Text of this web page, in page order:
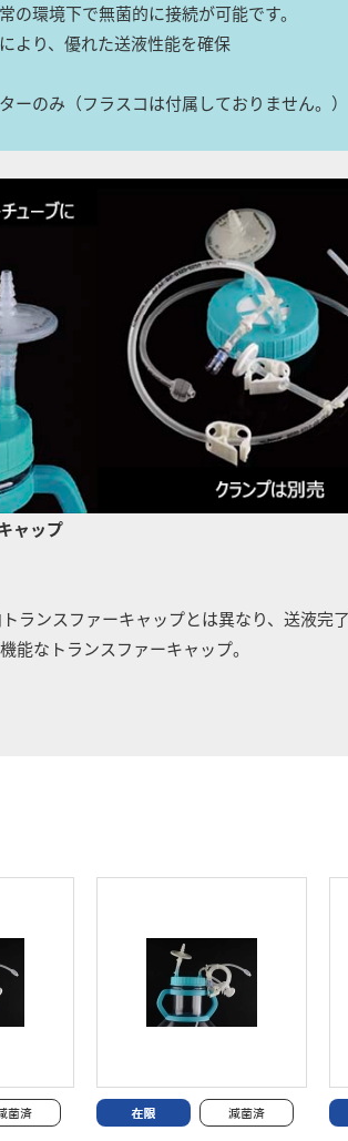
環境下で無菌的に接続が可能です。
より、優れた送液性能を確保
のみ（フラスコは付属しておりません。）
ャップ
ランスファーキャップとは異なり、送液完
なトランスファーキャップ。